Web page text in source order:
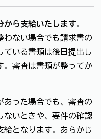
から支給いたします。
わない場合でも請求書の
ている書類は後日提出し
。審査は書類が整ってか
あった場合でも、審査の
ないときや、要件の確認
給となります。あらかじ